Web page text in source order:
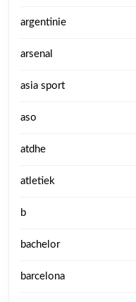
argentinie
arsenal
asia sport
aso
atdhe
atletiek
b
bachelor
barcelona